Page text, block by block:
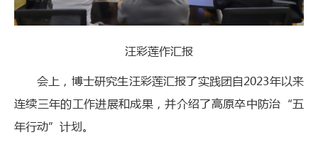
汪彩莲作汇报
会上，博士研究生汪彩莲汇报了实践团自2023年以来
连续三年的工作进展和成果，并介绍了高原卒中防治“五
年行动”计划。